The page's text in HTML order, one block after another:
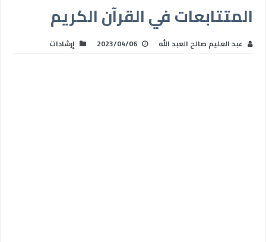
المتتابعات في القرآن الكريم
عبد العليم صالح العبد الله 2023/04/06 إرشادات